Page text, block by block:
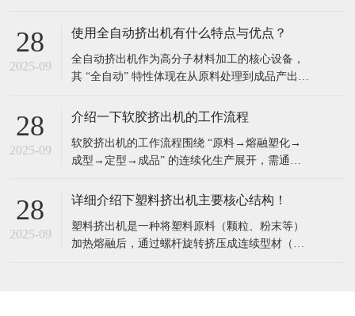
全规范，具体安全事项可分为开机前检查、开机
节，确保人员与设备安全：​一、开机前安全检
查：排除初始隐患，避免 “带病运行”开机前需对
28
2025-09
使用全自动挤出机有什么特点与优点？
​全自动挤出机作为高分子材料加工的核心设备，
其 “全自动” 特性体现在从原料处理到成品产出的
有以下显著特点与优点：​一、核心特点全流程自
（螺杆挤出）、成型冷却（定径 + 冷却系统）、
牵引到成品切割（自动定长切割），各环
28
2025-09
介绍一下软胶挤出机的工作流程
​软胶挤出机的工作流程围绕 “原料→熔融塑化→
成型→定型→成品” 的连续化生产展开，需通过
有特定形状的连续制品。以下是详细工作流程：​
（如硅胶、TPU、PVC 等）进行预处理：吸湿性
材料（如 TPU、尼龙软胶）需提前烘
28
2025-09
详细介绍下塑料挤出机主要核心结构！
塑料挤出机是一种将塑料原料（颗粒、粉末等）
加热熔融后，通过螺杆旋转挤压成连续型材（如